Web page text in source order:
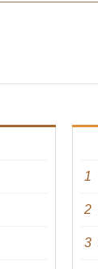
1
2
3